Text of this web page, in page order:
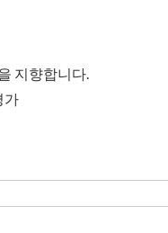
지향합니다.
가